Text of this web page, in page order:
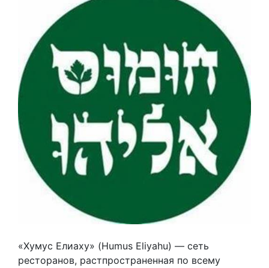
«Хумус Елиаху» (Humus Eliyahu) — сеть
ресторанов, растпространенная по всему